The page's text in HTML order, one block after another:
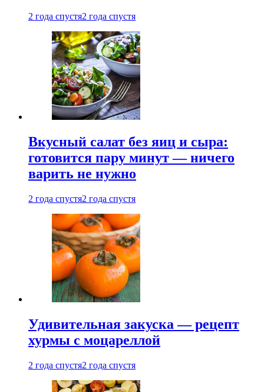
2 года спустя2 года спустя
Вкусный салат без яиц и сыра:
готовится пару минут — ничего
варить не нужно
2 года спустя2 года спустя
Удивительная закуска — рецепт
хурмы с моцареллой
2 года спустя2 года спустя